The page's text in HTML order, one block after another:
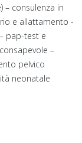
– consulenza in
e allattamento -
pap-test e
–
pelvico
neonatale